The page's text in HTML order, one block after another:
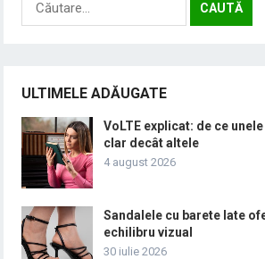
după:
ULTIMELE ADĂUGATE
VoLTE explicat: de ce
clar decât altele
4 august 2026
Sandalele cu barete late
echilibru vizual
30 iulie 2026